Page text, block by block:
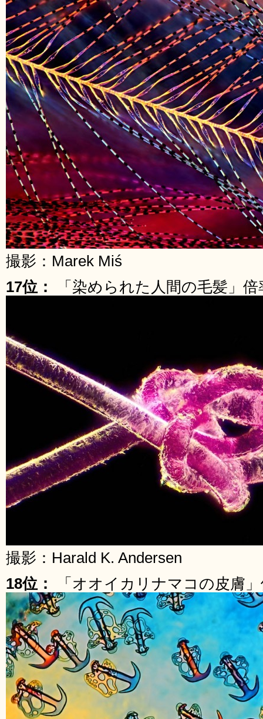
撮影：Marek Miś
17位：
「染められた人間の毛髪」
撮影：Harald K. Andersen
18位：
「オオイカリナマコの皮膚